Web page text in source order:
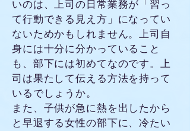
いのは、上司の日常業務が「習っ
て行動できる見え方」になってい
ないためかもしれません。上司自
身には十分に分かっていること
も、部下には初めてなのです。上
司は果たして伝える方法を持って
いるでしょうか。
また、子供が急に熱を出したから
と早退する女性の部下に、冷たい